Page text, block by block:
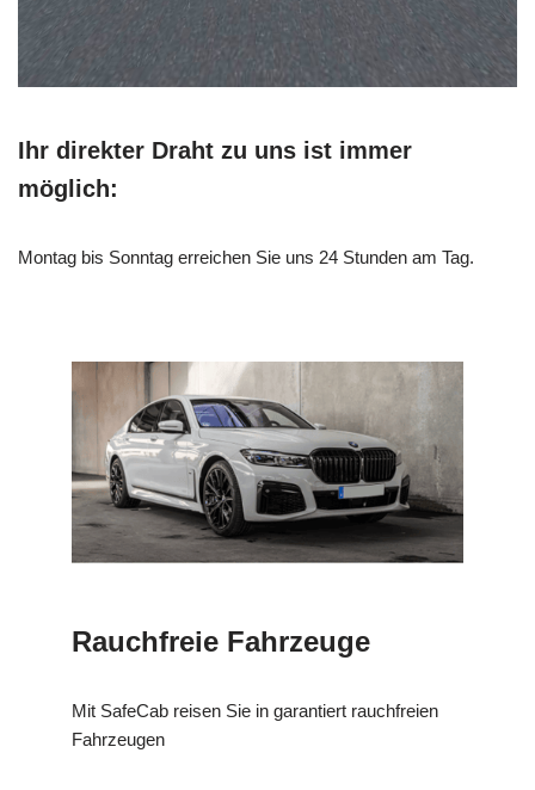
Ihr direkter Draht zu uns ist immer
möglich:
Montag bis Sonntag erreichen Sie uns 24 Stunden am Tag.
Rauchfreie Fahrzeuge
Mit SafeCab reisen Sie in garantiert rauchfreien
Fahrzeugen